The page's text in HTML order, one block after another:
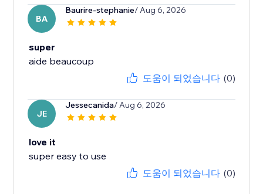
BA
Baurire-stephanie/ Aug 6, 2026
super
aide beaucoup
도움이 되었습니다 (0)
JE
Jessecanida/ Aug 6, 2026
love it
도움이 되었습니다 (0)